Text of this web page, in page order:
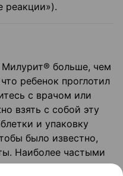
реакции»).
Милурит® больше, чем
ребенок проглотил
с врачом или
взять с собой эту
и упаковку
было известно,
Наиболее частыми
тошнота,